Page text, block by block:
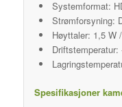
Systemformat:
Strømforsyning:
Høyttaler: 1,5 W
Spesifikasjoner